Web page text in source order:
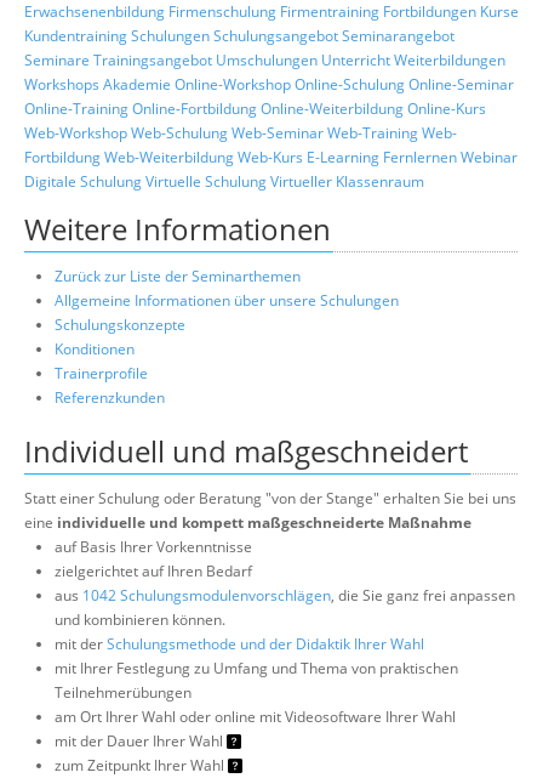
Erwachsenenbildung Firmenschulung Firmentraining Fortbildungen Kurse
KundentrainingSchulungenSchulungsangebotSeminarangebot
Seminare Trainingsangebot Umschulungen UnterrichtWeiterbildungen
Workshops Akademie Online-WorkshopOnline-SchulungOnline-Seminar
Online-TrainingOnline-FortbildungOnline-WeiterbildungOnline-Kurs
Web-WorkshopWeb-SchulungWeb-SeminarWeb-TrainingWeb-
FortbildungWeb-WeiterbildungWeb-Kurs E-Learning FernlernenWebinar
Digitale SchulungVirtuelle SchulungVirtueller Klassenraum
Weitere Informationen
Zurück zur Liste der Seminarthemen
Allgemeine Informationen über unsere Schulungen
Schulungskonzepte
Konditionen
Trainerprofile
Referenzkunden
Individuell und maßgeschneidert
Statt einer Schulung oder Beratung "von der Stange" erhalten Sie bei uns
eine individuelle und kompett maßgeschneiderte Maßnahme
auf Basis Ihrer Vorkenntnisse
zielgerichtet auf Ihren Bedarf
aus 1042 Schulungsmodulenvorschlägen, die Sie ganz frei anpassen
und kombinieren können.
mit derSchulungsmethode und der Didaktik Ihrer Wahl
mit Ihrer Festlegung zu Umfang und Thema von praktischen
Teilnehmerübungen
am Ort Ihrer Wahl oder online mit Videosoftware Ihrer Wahl
mit der Dauer Ihrer Wahl
zum Zeitpunkt Ihrer Wahl